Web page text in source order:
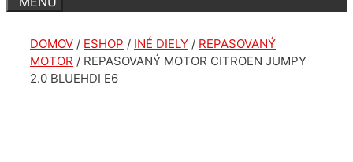
DOMOV / ESHOP / INÉ DIELY / REPASOVANÝ
MOTOR / REPASOVANÝ MOTOR CITROEN JUMPY
2.0 BLUEHDI E6